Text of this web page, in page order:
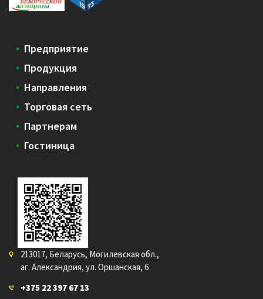
Предприятие
Продукция
Направления
Торговая сеть
Партнерам
Гостиница
213017, Беларусь, Могилевская обл.,
аг. Александрия, ул. Оршанская, 6
+375 22 397 67 13